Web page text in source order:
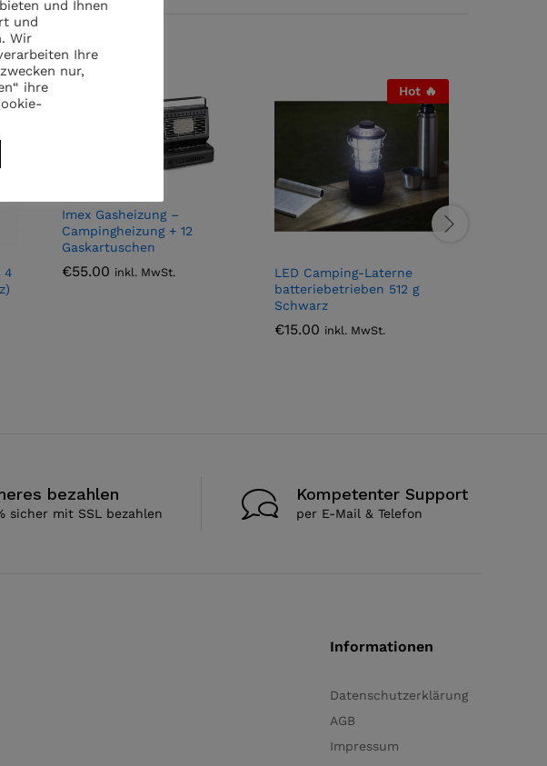
4
Imex Gasheizung –
Campingheizung + 12
Gaskartuschen
€55.00 inkl. MwSt.
Hot 🔥
LED Camping-Laterne
batteriebetrieben 512 g
Schwarz
€15.00 inkl. MwSt.
bezahlen
sicher mit SSL bezahlen
Kompetenter Support
per E-Mail & Telefon
Informationen
Datenschutzerklärung
AGB
Impressum
und Ihnen
und
Wir
Ihre
nur,
ihre